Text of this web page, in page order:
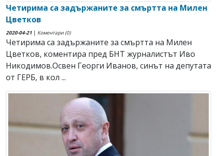
Четирима са задържаните за смъртта на Милен
Цветков
2020-04-21 | Коментари (0)
Четирима са задържаните за смъртта на Милен
Цветков, коментира пред БНТ журналистът Иво
Никодимов.Освен Георги Иванов, синът на депутата
от ГЕРБ, в кол ...